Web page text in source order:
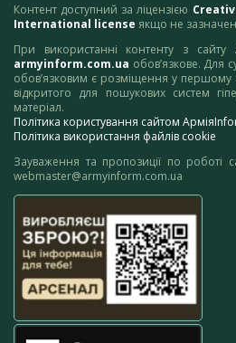
Контент доступний за ліцензією
International license якщо не
При використанні контенту з
armyinform.com.ua обов’язкове. Для
обов’язковим є розміщення у першому
відкритого для пошукових систем
матеріал.
Політика користування сайтом
Політика використання файлів cookie
Зауваження та пропозиції по роботі
webmaster@armyinform.com.ua